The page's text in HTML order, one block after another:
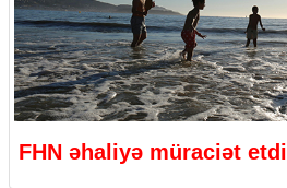
FHN əhaliyə müraciət etdi